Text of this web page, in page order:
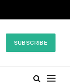
SUBSCRIBE